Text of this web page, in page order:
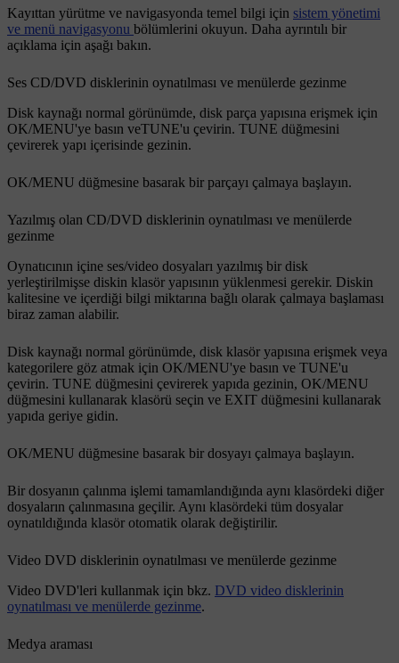
Kayıttan yürütme ve navigasyonda temel bilgi için sistem yönetimi
ve menü navigasyonu bölümlerini okuyun. Daha ayrıntılı bir
açıklama için aşağı bakın.
Ses CD/DVD disklerinin oynatılması ve menülerde gezinme
Disk kaynağı normal görünümde, disk parça yapısına erişmek için
OK/MENU'ye basın veTUNE'u çevirin. TUNE düğmesini
çevirerek yapı içerisinde gezinin.
OK/MENU düğmesine basarak bir parçayı çalmaya başlayın.
Yazılmış olan CD/DVD disklerinin oynatılması ve menülerde
gezinme
Oynatıcının içine ses/video dosyaları yazılmış bir disk
yerleştirilmişse diskin klasör yapısının yüklenmesi gerekir. Diskin
kalitesine ve içerdiği bilgi miktarına bağlı olarak çalmaya başlaması
biraz zaman alabilir.
Disk kaynağı normal görünümde, disk klasör yapısına erişmek veya
kategorilere göz atmak için OK/MENU'ye basın ve TUNE'u
çevirin. TUNE düğmesini çevirerek yapıda gezinin, OK/MENU
düğmesini kullanarak klasörü seçin ve EXIT düğmesini kullanarak
yapıda geriye gidin.
OK/MENU düğmesine basarak bir dosyayı çalmaya başlayın.
Bir dosyanın çalınma işlemi tamamlandığında aynı klasördeki diğer
dosyaların çalınmasına geçilir. Aynı klasördeki tüm dosyalar
oynatıldığında klasör otomatik olarak değiştirilir.
Video DVD disklerinin oynatılması ve menülerde gezinme
Video DVD'leri kullanmak için bkz. DVD video disklerinin
oynatılması ve menülerde gezinme.
Medya araması